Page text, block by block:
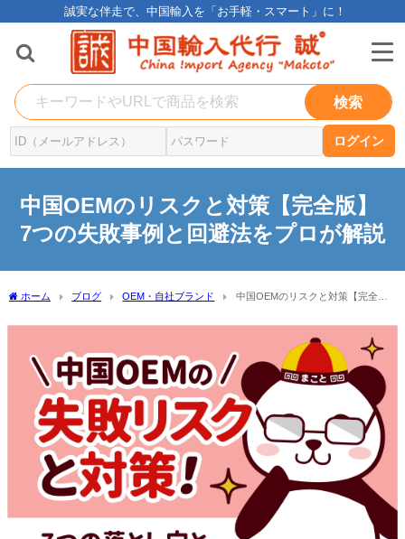
誠実な伴走で、中国輸入を「お手軽・スマート」に！
検索
ログイン
中国OEMのリスクと対策【完全版】
7つの失敗事例と回避法をプロが解説
ホーム ブログ OEM・自社ブランド
中国OEMのリスクと対策【完全